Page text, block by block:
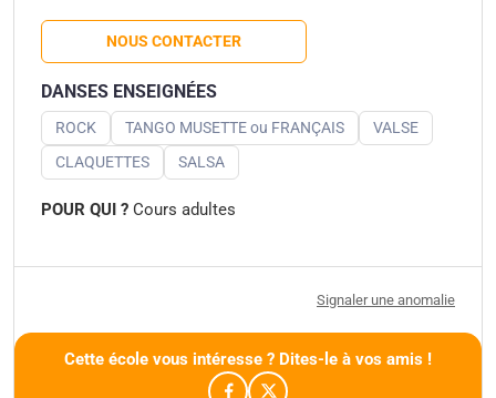
NOUS CONTACTER
DANSES ENSEIGNÉES
ROCK TANGO MUSETTE ou FRANÇAIS
VALSE
CLAQUETTES
SALSA
POUR QUI ? Cours adultes
Signaler une anomalie
Cette école vous intéresse ? Dites-le à vos amis !